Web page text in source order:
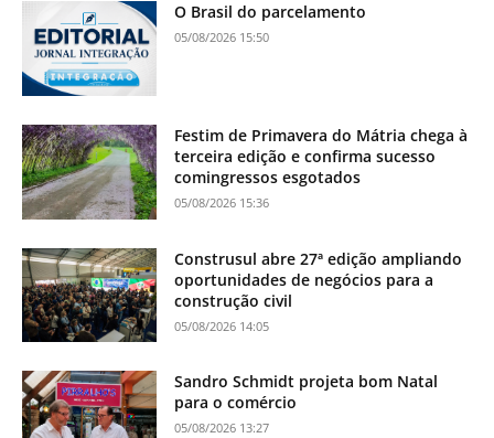
O Brasil do parcelamento
05/08/2026 15:50
Festim de Primavera do Mátria chega à
terceira edição e confirma sucesso
comingressos esgotados
05/08/2026 15:36
Construsul abre 27ª edição ampliando
oportunidades de negócios para a
construção civil
05/08/2026 14:05
Sandro Schmidt projeta bom Natal
para o comércio
05/08/2026 13:27